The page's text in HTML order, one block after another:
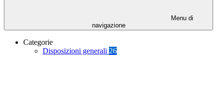
Menu di
navigazione
Categorie
Disposizioni generali 26